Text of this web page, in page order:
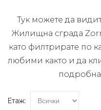
Тук можете да
Жилищна сграда
като филтрирате по
любими както и да
Етаж: